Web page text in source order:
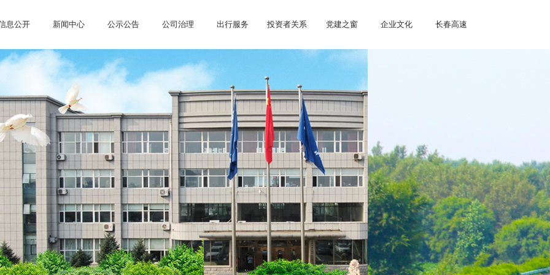
息公开 新闻中心 公示公告 公司治理 出行服务 投资者关系 党建之窗 企业文化 长春高速